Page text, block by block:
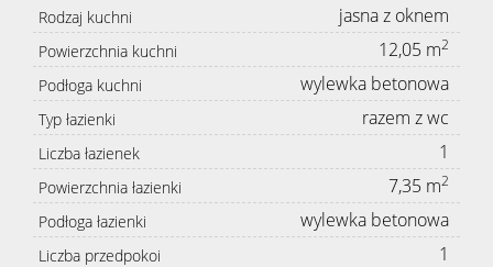
Rodzaj kuchni jasna z oknem
Powierzchnia kuchni 12,05 m2
Podłoga kuchni wylewka betonowa
Typ łazienki razem z wc
Liczba łazienek 1
Powierzchnia łazienki 7,35 m2
Podłoga łazienki wylewka betonowa
Liczba przedpokoi 1